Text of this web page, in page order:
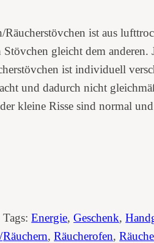
Räucherstövchen ist aus
gleicht dem anderen.
ist individuell
und dadurch nicht
kleine Risse sind normal
Tags:Energie, Geschenk,
Räuchern, Räucherofen,